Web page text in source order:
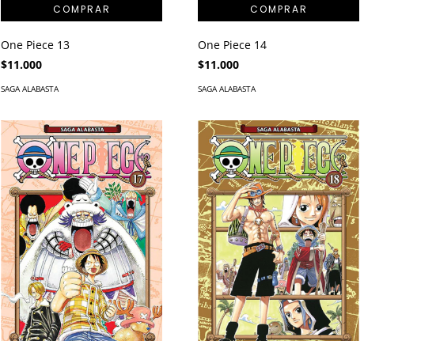
One Piece 13
$11.000
SAGA ALABASTA
One Piece 14
$11.000
SAGA ALABASTA